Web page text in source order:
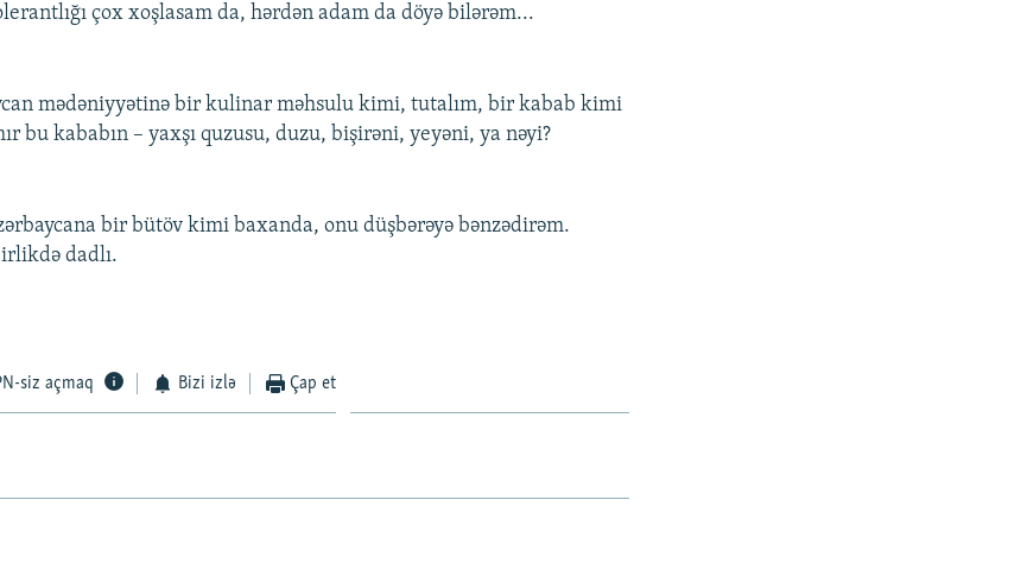
çox xoşlasam da, hərdən adam da döyə bilərəm...
mədəniyyətinə bir kulinar məhsulu kimi, tutalım, bir kabab kimi
bu kababın – yaxşı quzusu, duzu, bişirəni, yeyəni, ya nəyi?
bir bütöv kimi baxanda, onu düşbərəyə bənzədirəm.
dadlı.
siz açmaq Bizi izlə Çap et